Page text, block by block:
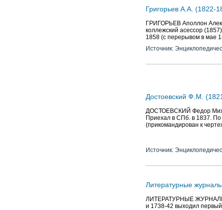
Григорьев А.А. (1822-
ГРИГОРЬЕВ Аполлон
коллежский асессор
1858 (с перерывом в мае
Источник:
Достоевский Ф.М.
ДОСТОЕВСКИЙ Федор
Приехал в СПб. в 1837.
(прикомандирован к
Источник:
Литературные
ЛИТЕРАТУРНЫЕ ЖУРНАЛЫ.
и 1738-42 выходил